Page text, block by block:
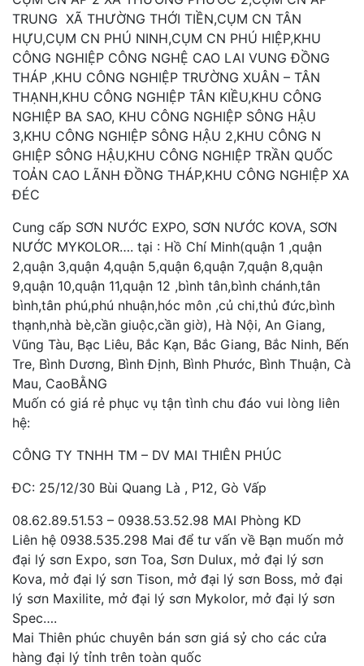
TRUNG XÃ THƯỜNG THỚI TIỀN,CỤM CN TÂN
HỰU,CỤM CN PHÚ NINH,CỤM CN PHÚ HIỆP,KHU
CÔNG NGHIỆP CÔNG NGHỆ CAO LAI VUNG ĐỒNG
THÁP ,KHU CÔNG NGHIỆP TRƯỜNG XUÂN – TÂN
THẠNH,KHU CÔNG NGHIỆP TÂN KIỀU,KHU CÔNG
NGHIỆP BA SAO, KHU CÔNG NGHIỆP SÔNG HẬU
3,KHU CÔNG NGHIỆP SÔNG HẬU 2,KHU CÔNG N
GHIỆP SÔNG HẬU,KHU CÔNG NGHIỆP TRẦN QUỐC
TOẢN CAO LÃNH ĐỒNG THÁP,KHU CÔNG NGHIỆP XA
ĐÉC
Cung cấp SƠN NƯỚC EXPO, SƠN NƯỚC KOVA, SƠN
NƯỚC MYKOLOR…. tại : Hồ Chí Minh(quận 1 ,quận
2,quận 3,quận 4,quận 5,quận 6,quận 7,quận 8,quận
9,quận 10,quận 11,quận 12 ,bình tân,bình chánh,tân
bình,tân phú,phú nhuận,hóc môn ,củ chi,thủ đức,bình
thạnh,nhà bè,cần giuộc,cần giờ), Hà Nội, An Giang,
Vũng Tàu, Bạc Liêu, Bắc Kạn, Bắc Giang, Bắc Ninh, Bến
Tre, Bình Dương, Bình Định, Bình Phước, Bình Thuận, Cà
Mau, CaoBẰNG
Muốn có giá rẻ phục vụ tận tình chu đáo vui lòng liên
hệ:
CÔNG TY TNHH TM – DV MAI THIÊN PHÚC
ĐC: 25/12/30 Bùi Quang Là , P12, Gò Vấp
08.62.89.51.53 – 0938.53.52.98 MAI Phòng KD
Liên hệ 0938.535.298 Mai để tư vấn về Bạn muốn mở
đại lý sơn Expo, sơn Toa, Sơn Dulux, mở đại lý sơn
Kova, mở đại lý sơn Tison, mở đại lý sơn Boss, mở đại
lý sơn Maxilite, mở đại lý sơn Mykolor, mở đại lý sơn
Spec….
Mai Thiên phúc chuyên bán sơn giá sỷ cho các cửa
hàng đại lý tỉnh trên toàn quốc